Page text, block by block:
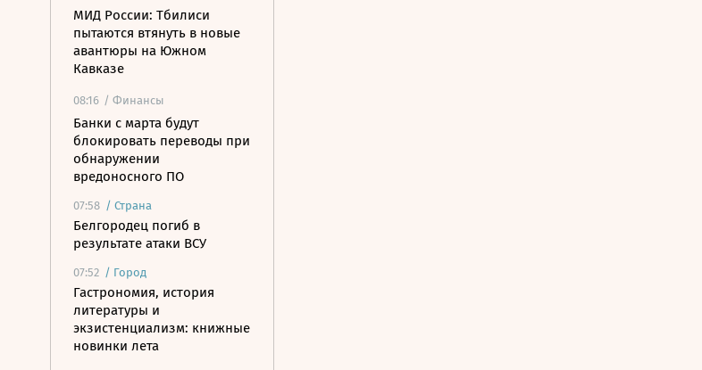
МИД России: Тбилиси
пытаются втянуть в новые
авантюры на Южном
Кавказе
08:16 / Финансы
Банки с марта будут
блокировать переводы при
обнаружении
вредоносного ПО
07:58 / Страна
Белгородец погиб в
результате атаки ВСУ
07:52 / Город
Гастрономия, история
литературы и
экзистенциализм: книжные
новинки лета